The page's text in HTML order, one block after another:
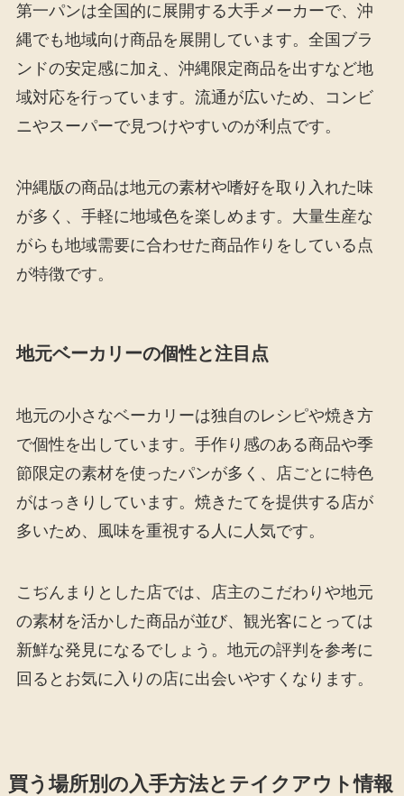
第一パンは全国的に展開する大手メーカーで、沖
縄でも地域向け商品を展開しています。全国ブラ
ンドの安定感に加え、沖縄限定商品を出すなど地
域対応を行っています。流通が広いため、コンビ
ニやスーパーで見つけやすいのが利点です。
沖縄版の商品は地元の素材や嗜好を取り入れた味
が多く、手軽に地域色を楽しめます。大量生産な
がらも地域需要に合わせた商品作りをしている点
が特徴です。
地元ベーカリーの個性と注目点
地元の小さなベーカリーは独自のレシピや焼き方
で個性を出しています。手作り感のある商品や季
節限定の素材を使ったパンが多く、店ごとに特色
がはっきりしています。焼きたてを提供する店が
多いため、風味を重視する人に人気です。
こぢんまりとした店では、店主のこだわりや地元
の素材を活かした商品が並び、観光客にとっては
新鮮な発見になるでしょう。地元の評判を参考に
回るとお気に入りの店に出会いやすくなります。
買う場所別の入手方法とテイクアウト情報